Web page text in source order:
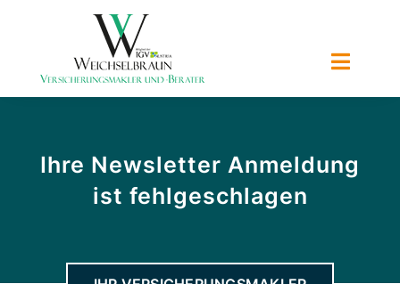
Toggle
Versicherungen
Im Schadensfall
Ihre Newsletter Anmeldung
ist fehlgeschlagen